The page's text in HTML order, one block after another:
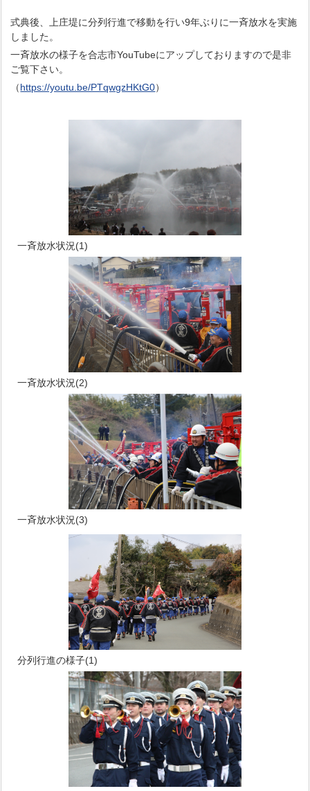
式典後、上庄堤に分列行進で移動を行い9年ぶりに一斉放水を実施
しました。
一斉放水の様子を合志市YouTubeにアップしておりますので是非
ご覧下さい。
（https://youtu.be/PTqwgzHKtG0）
一斉放水状況(1)
一斉放水状況(2)
一斉放水状況(3)
分列行進の様子(1)